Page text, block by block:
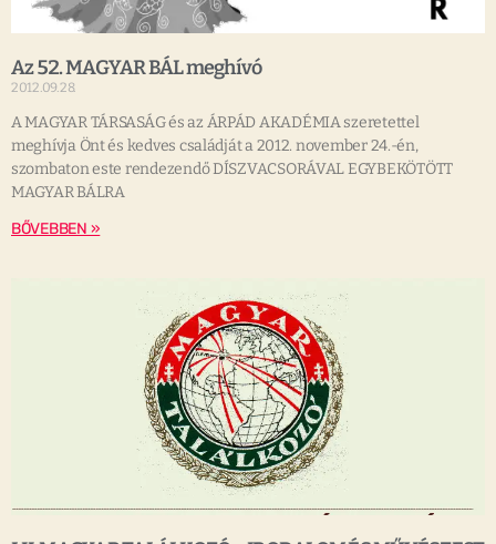
Az 52. MAGYAR BÁL meghívó
2012.09.28.
A MAGYAR TÁRSASÁG és az ÁRPÁD AKADÉMIA szeretettel
meghívja Önt és kedves családját a 2012. november 24.-én,
szombaton este rendezendő DÍSZVACSORÁVAL EGYBEKÖTÖTT
MAGYAR BÁLRA
BŐVEBBEN »